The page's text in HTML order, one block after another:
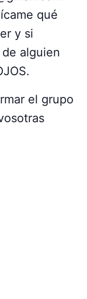
qué
y si
alguien
el grupo